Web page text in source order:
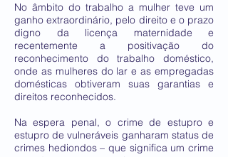
No âmbito do trabalho a mulher teve um
ganho extraordinário, pelo direito e o prazo
digno da licença maternidade e
recentemente a positivação do
reconhecimento do trabalho doméstico,
onde as mulheres do lar e as empregadas
domésticas obtiveram suas garantias e
direitos reconhecidos.
Na espera penal, o crime de estupro e
estupro de vulneráveis ganharam status de
crimes hediondos – que significa um crime